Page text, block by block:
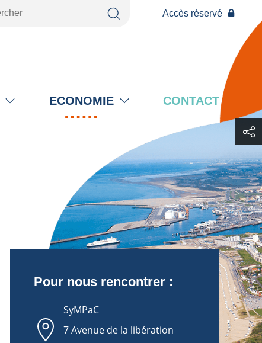
Accès réservé
ECONOMIE CONTACT
Pour nous rencontrer :
SyMPaC
7 Avenue de la libération